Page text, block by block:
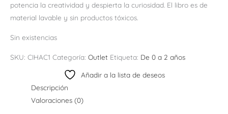
potencia la creatividad y despierta la curiosidad. El libro es de
material lavable y sin productos tóxicos.
Sin existencias
SKU: CIHAC1 Categoría: Outlet Etiqueta: De 0 a 2 años
Añadir a la lista de deseos
Descripción
Valoraciones (0)